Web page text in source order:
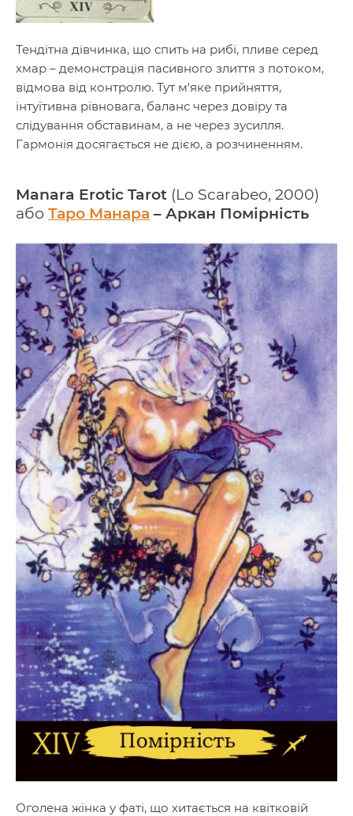
Тендітна дівчинка, що спить на рибі, пливе серед
хмар – демонстрація пасивного злиття з потоком,
відмова від контролю. Тут м'яке прийняття,
інтуїтивна рівновага, баланс через довіру та
слідування обставинам, а не через зусилля.
Гармонія досягається не дією, а розчиненням.
Manara Erotic Tarot (Lo Scarabeo, 2000)
або Таро Манара – Аркан Помірність
Оголена жінка у фаті, що хитається на квітковій